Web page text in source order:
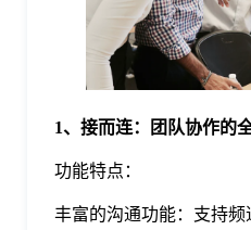
1、接而连：团队协作的
功能特点：
丰富的沟通功能：支持